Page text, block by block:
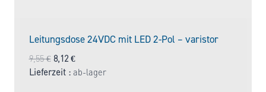
Leitungsdose 24VDC mit LED 2-Pol – varistor
9,55€ Ursprünglicher
Preis
8,12 €Aktueller
Preis
Lieferzeit : ab-lager